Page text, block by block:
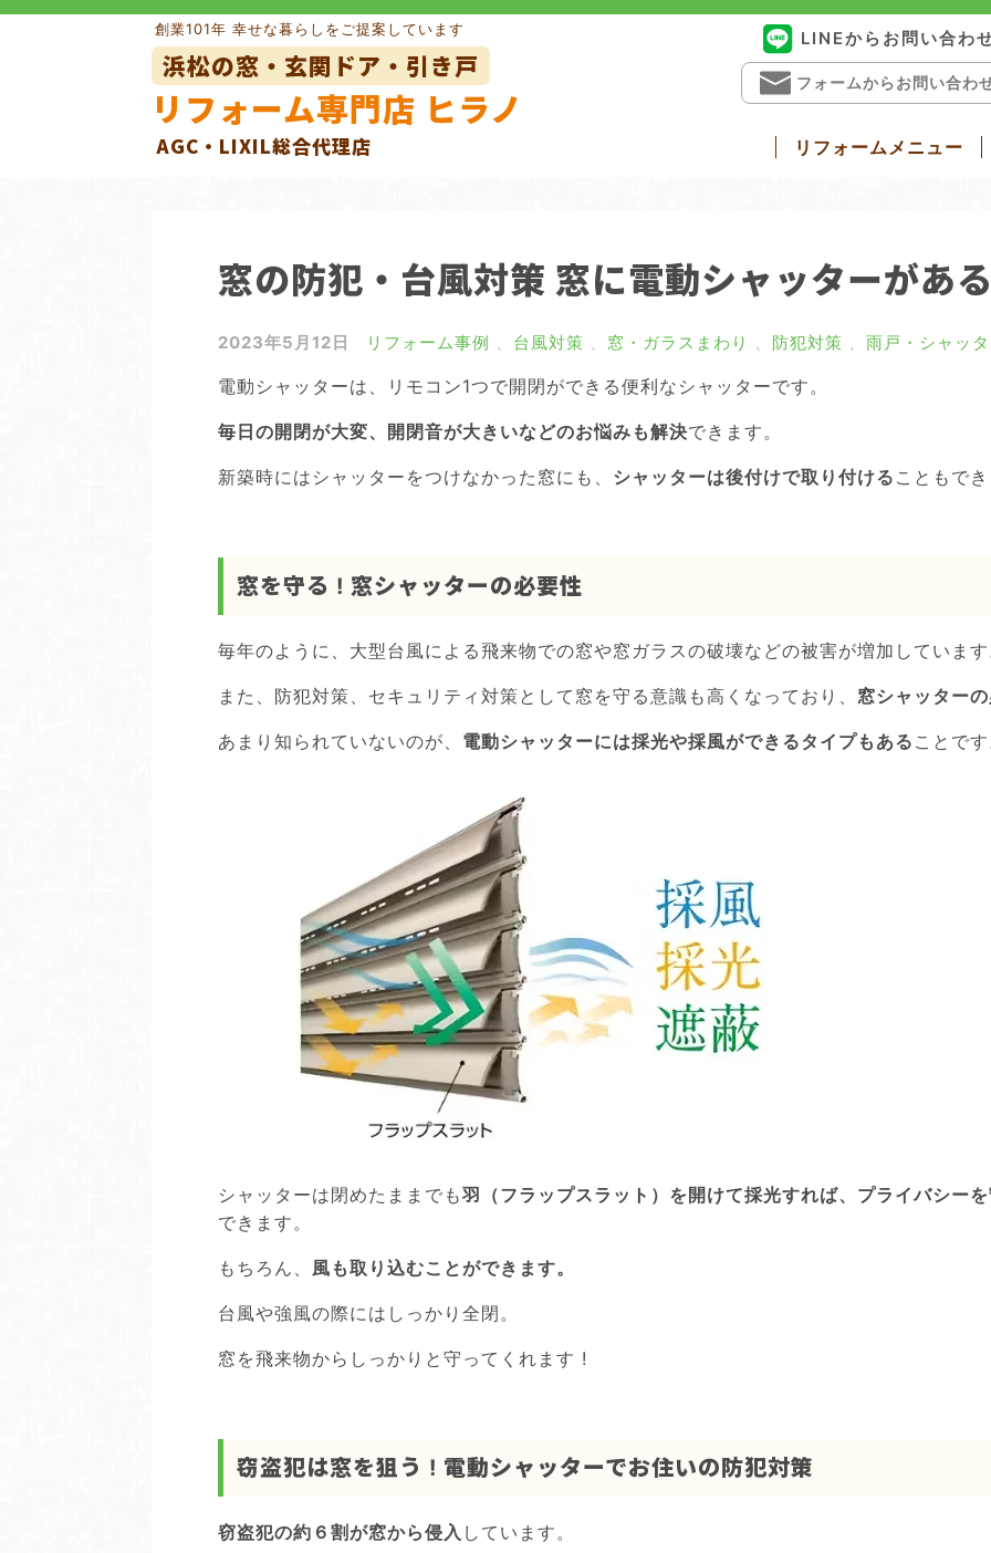
Skip
創業101年 幸せな暮らしをご提案しています
浜松の窓・玄関ドア・引き戸
リフォーム専門店 ヒラノ
AGC・LIXIL総合代理店 リフォームメニュー
LINEからお問い合わ
フォームからお問い合わ
外壁リフォーム
窓の防犯・台風対策 窓に電動シャッターがあ
2023年5月12日 リフォーム事例 、 台風対策 、 窓・ガラスまわり 、 防犯対策 、 雨戸・シャッ
電動シャッターは、リモコン1つで開閉ができる便利なシャッターです。
毎日の開閉が大変、開閉音が大きいなどのお悩みも解決できます。
新築時にはシャッターをつけなかった窓にも、 シャッターは後付けで取り付ける こともで
窓を守る ! 窓シャッターの必要性
毎年のように、大型台風による飛来物での窓や窓ガラスの破壊などの被害が増加していま
また、防犯対策、セキュリティ対策として窓を守る意識も高くなっており、 窓シャッター
あまり知られていないのが、 電動シャッターには採光や採風ができるタイプもある ことで
シャッターは閉めたままでも羽（フラップスラット）を開けて採光すれば、プライバシー
できます。
もちろん、 風も取り込むことができます。
台風や強風の際にはしっかり全閉。
窓を飛来物からしっかりと守ってくれます !
窃盗犯は窓を狙う ! 電動シャッターでお住いの防犯対策
窃盗犯の約６割が窓から侵入 しています。